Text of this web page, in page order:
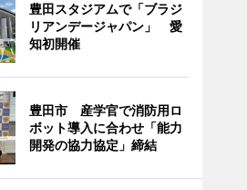
豊田スタジアムで「ブラジ
リアンデージャパン」 愛
知初開催
豊田市 産学官で消防用ロ
ボット導入に合わせ「能力
開発の協力協定」締結